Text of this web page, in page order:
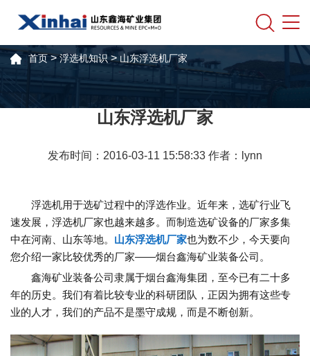
首页>浮选机知识>山东浮选机厂家
山东浮选机厂家
发布时间：2016-03-11 15:58:33 作者：lynn
浮选机用于选矿过程中的浮选作业。近年来，选矿行业飞
速发展，浮选机厂家也越来越多。而制造选矿设备的厂家多集
中在河南、山东等地。 山东浮选机厂家也为数不少，今天要向
您介绍一家比较优秀的厂家——烟台鑫海矿业装备公司。
鑫海矿业装备公司隶属于烟台鑫海集团，至今已有二十多
年的历史。我们有着比较专业的科研团队，正因为拥有这些专
业的人才，我们的产品不是墨守成规，而是不断创新。